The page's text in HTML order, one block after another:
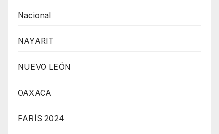
Nacional
NAYARIT
NUEVO LEÓN
OAXACA
PARÍS 2024